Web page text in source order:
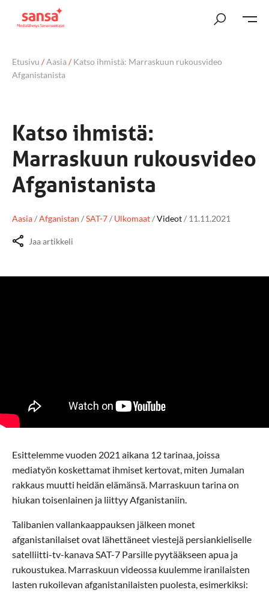
Etusivu /Aasia/Katso ihmistä: Marraskuun rukousvideo
Afganistanista
Katso ihmistä:
Marraskuun rukousvideo
Afganistanista
Aasia/Afganistan /SAT-7/ Ulkomaat/Videot/ 11.11.2021
Jaa artikkeli
Esittelemme vuoden 2021 aikana 12 tarinaa, joissa
mediatyön koskettamat ihmiset kertovat, miten Jumalan
rakkaus muutti heidän elämänsä. Marraskuun tarina on
hiukan toisenlainen ja liittyy Afganistaniin.
Talibanien vallankaappauksen jälkeen monet
afganistanilaiset ovat lähettäneet viestejä persiankieliselle
satelliitti-tv-kanava SAT-7 Parsille pyytääkseen apua ja
rukoustukea. Marraskuun videossa kuulemme iranilaisten
lasten rukoilevan afganistanilaisten puolesta, esimerkiksi: